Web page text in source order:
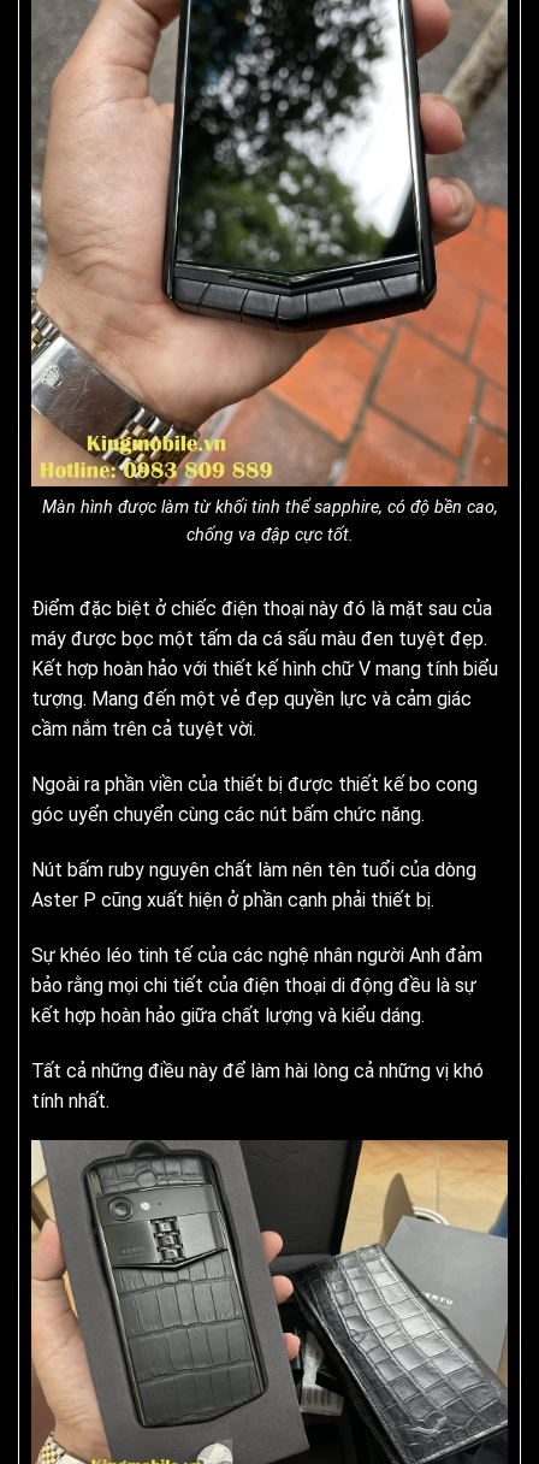
Màn hình được làm từ khối tinh thể sapphire, có độ bền cao,
chống va đập cực tốt.
Điểm đặc biệt ở chiếc điện thoại này đó là mặt sau của
máy được bọc một tấm da cá sấu màu đen tuyệt đẹp.
Kết hợp hoàn hảo với thiết kế hình chữ V mang tính biểu
tượng. Mang đến một vẻ đẹp quyền lực và cảm giác
cầm nắm trên cả tuyệt vời.
Ngoài ra phần viền của thiết bị được thiết kế bo cong
góc uyển chuyển cùng các nút bấm chức năng.
Nút bấm ruby nguyên chất làm nên tên tuổi của dòng
Aster P cũng xuất hiện ở phần cạnh phải thiết bị.
Sự khéo léo tinh tế của các nghệ nhân người Anh đảm
bảo rằng mọi chi tiết của điện thoại di động đều là sự
kết hợp hoàn hảo giữa chất lượng và kiểu dáng.
Tất cả những điều này để làm hài lòng cả những vị khó
tính nhất.